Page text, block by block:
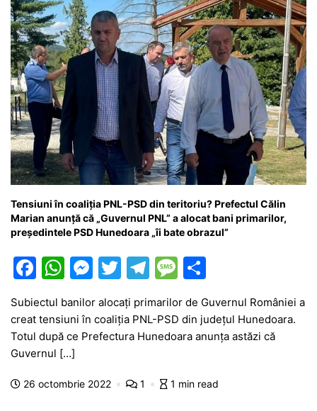
Tensiuni în coaliția PNL-PSD din teritoriu? Prefectul Călin
Marian anunță că „Guvernul PNL” a alocat bani primarilor,
președintele PSD Hunedoara „îi bate obrazul”
F
c
e
b
o
W
at
s
A
p
M
s
s
n
T
w
itt
er
T
el
e
gr
m
M
s
s
g
ta
je
z
Subiectul banilor alocați primarilor de Guvernul României a
creat tensiuni în coaliția PNL-PSD din județul Hunedoara.
Totul după ce Prefectura Hunedoara anunța astăzi că
Guvernul […]
26 octombrie 2022 1 1 min read